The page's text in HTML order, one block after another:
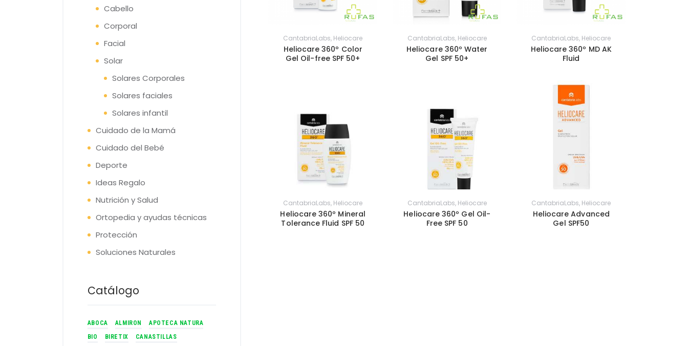
CantabriaLabs, Heliocare
Heliocare 360º Color
Gel Oil-free SPF 50+
CantabriaLabs, Heliocare
Heliocare 360º Water
Gel SPF 50+
CantabriaLabs, Heliocare
Heliocare 360º MD AK
Fluid
CantabriaLabs, Heliocare
Heliocare 360º Mineral
Tolerance Fluid SPF 50
CantabriaLabs, Heliocare
Heliocare 360º Gel Oil-
Free SPF 50
CantabriaLabs, Heliocare
Heliocare Advanced
Gel SPF50
Cabello
Corporal
Facial
Solar
Solares Corporales
Solares faciales
Solares infantil
Cuidado de la Mamá
Cuidado del Bebé
Deporte
Ideas Regalo
Nutrición y Salud
Ortopedia y ayudas técnicas
Protección
Soluciones Naturales
Catálogo
ABOCA ALMIRON
APOTECA NATURA
BIO
BIRETIX
CANASTILLAS